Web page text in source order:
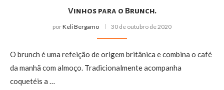
Vinhos para o Brunch.
porKeli Bergamo 30 de outubro de 2020
O brunch é uma refeição de origem britânica e combina o café
da manhã com almoço. Tradicionalmente acompanha
coquetéis a …